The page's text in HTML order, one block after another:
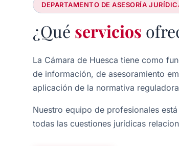
DEPARTAMENTO DE ASESORÍA
¿Qué servicios
La Cámara de Huesca tiene como
de información, de asesoramiento
aplicación de la normativa
Nuestro equipo de profesionales
todas las cuestiones jurídicas